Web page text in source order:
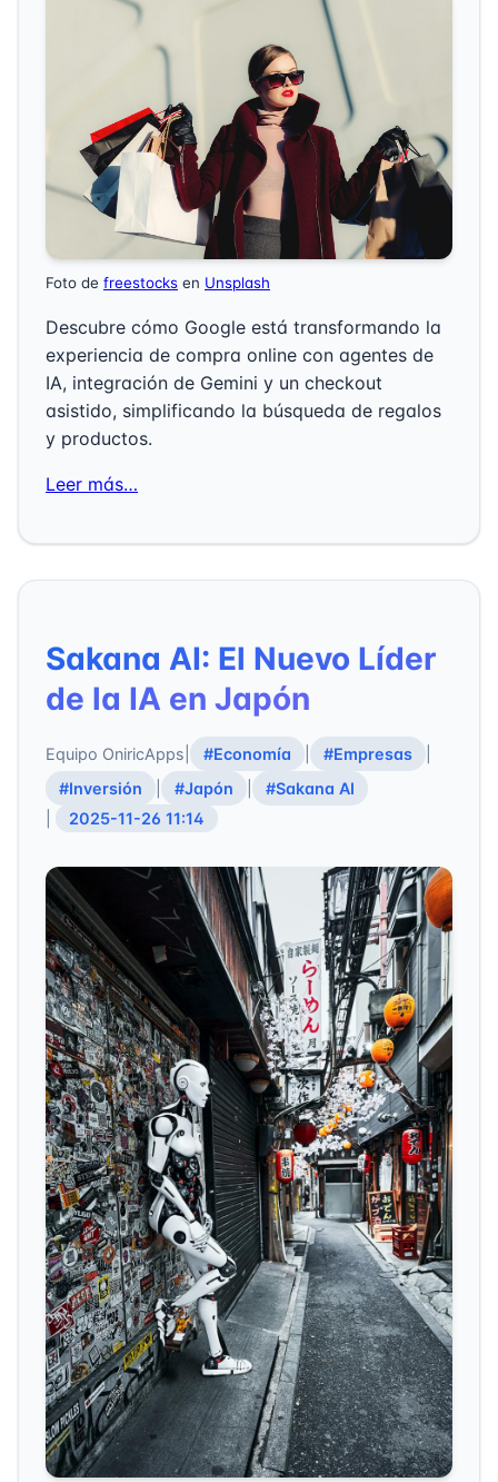
Foto de freestocks en Unsplash
Descubre cómo Google está transformando la
experiencia de compra online con agentes de
IA, integración de Gemini y un checkout
asistido, simplificando la búsqueda de regalos
y productos.
Leer más…
Sakana AI: El Nuevo Líder
de la IA en Japón
Equipo OniricApps #Economía #Empresas
#Inversión
#Japón
#Sakana AI
2025-11-26 11:14